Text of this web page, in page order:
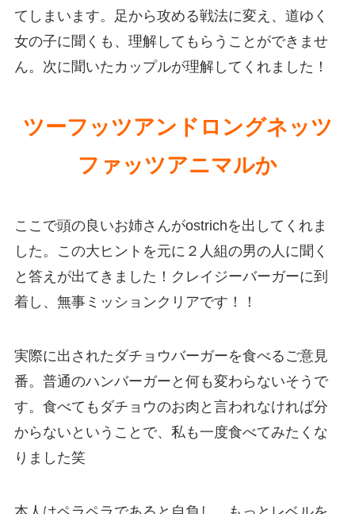
てしまいます。足から攻める戦法に変え、道ゆく
女の子に聞くも、理解してもらうことができませ
ん。次に聞いたカップルが理解してくれました！
ツーフッツアンドロングネッツ
ファッツアニマルか
ここで頭の良いお姉さんがostrichを出してくれま
した。この大ヒントを元に２人組の男の人に聞く
と答えが出てきました！クレイジーバーガーに到
着し、無事ミッションクリアです！！
実際に出されたダチョウバーガーを食べるご意見
番。普通のハンバーガーと何も変わらないそうで
す。食べてもダチョウのお肉と言われなければ分
からないということで、私も一度食べてみたくな
りました笑